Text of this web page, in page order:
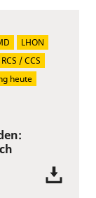
LHON
RCS / CCS
heute